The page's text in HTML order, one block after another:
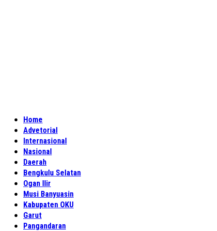
Home
Advetorial
Internasional
Nasional
Daerah
Bengkulu Selatan
Ogan Ilir
Musi Banyuasin
Kabupaten OKU
Garut
Pangandaran